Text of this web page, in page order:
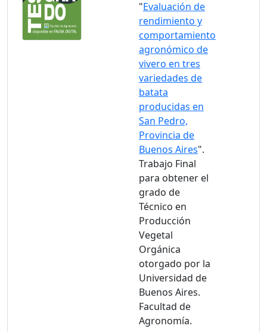
"Evaluación de
rendimiento y
comportamiento
agronómico de
vivero en tres
variedades de
batata
producidas en
San Pedro,
Provincia de
Buenos Aires".
Trabajo Final
para obtener el
grado de
Técnico en
Producción
Vegetal
Orgánica
otorgado por la
Universidad de
Buenos Aires.
Facultad de
Agronomía.